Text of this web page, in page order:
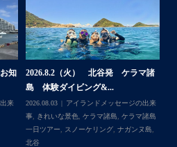
トな海でバナナボートに船上
とお楽しみ頂いております
・
・
せて頂き温めていたご予約でし
ションに恵まれて、皆さん大満
頂けて本当によかったです
縄へいらっしゃる際は是非ご利用
ださいね！！
知
来
2026.8.2（火） 北谷発 ケラマ諸
島 体験ダイビング&...
2026.08.03
アイランドメッセージの出来
事, きれいな景色 ケラマ諸島
ケラマ諸島
一日ツアー
スノーケリング, ナガンヌ島
北谷